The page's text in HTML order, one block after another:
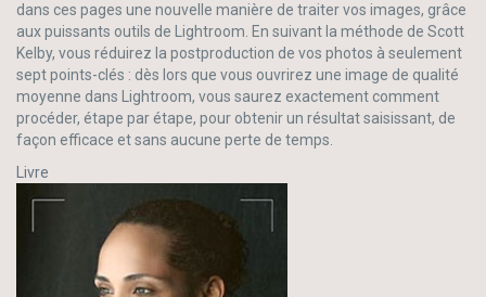
dans ces pages une nouvelle manière de traiter vos images, grâce
aux puissants outils de Lightroom. En suivant la méthode de Scott
Kelby, vous réduirez la postproduction de vos photos à seulement
sept points-clés : dès lors que vous ouvrirez une image de qualité
moyenne dans Lightroom, vous saurez exactement comment
procéder, étape par étape, pour obtenir un résultat saisissant, de
façon efficace et sans aucune perte de temps.
Livre